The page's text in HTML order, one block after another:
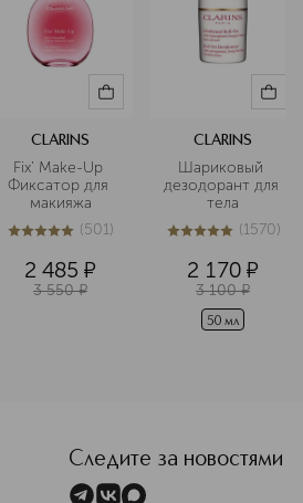
CLARINS
Fix' Make-Up
Фиксатор для
макияжа
5из 5501 (501)
2 485 ¤
3 550 ¤
CLARINS
Шариковый
дезодорант для
тела
5из 51570 (1570)
2 170 ¤
3 100 ¤
50 мл
Следите за новостями